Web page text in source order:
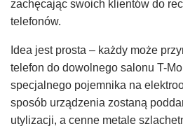
zachęcając swoich klientów do
telefonów.
Idea jest prosta – każdy może
telefon do dowolnego salonu T-
specjalnego pojemnika na
sposób urządzenia zostaną
utylizacji, a cenne metale